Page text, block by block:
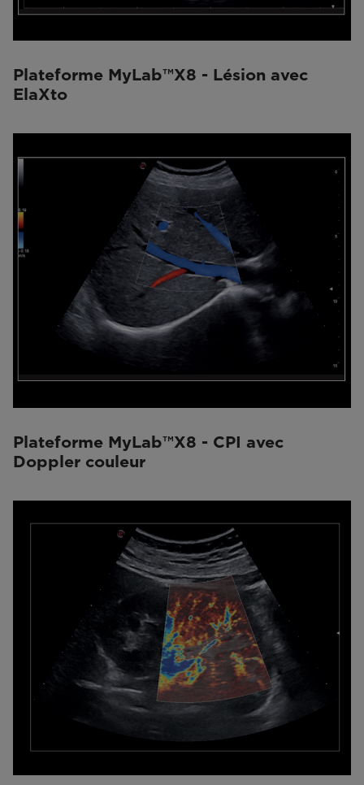
Plateforme MyLab™X8 - Lésion avec
ElaXto
Plateforme MyLab™X8 - CPI avec
Doppler couleur